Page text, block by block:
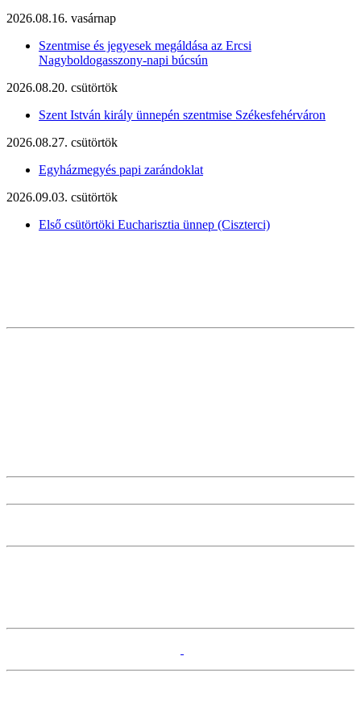
2026.08.16. vasárnap
Szentmise és jegyesek megáldása az Ercsi
Nagyboldogasszony-napi búcsún
2026.08.20. csütörtök
Szent István király ünnepén szentmise Székesfehérváron
2026.08.27. csütörtök
Egyházmegyés papi zarándoklat
2026.09.03. csütörtök
Első csütörtöki Eucharisztia ünnep (Ciszterci)